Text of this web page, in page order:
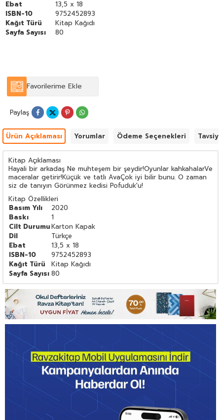
Ebat
13,5 x 18
ISBN-10
9752452893
Kağıt Türü
Kitap Kağıdı
Sayfa Sayısı
80
Favorilerime Ekle
Paylaş
Ürün Açıklaması Yorumlar Ödeme Seçenekleri
Kitap Açıklaması
Hayali bir arkadaş Ne muhteşem bir şeydir!Oyunlar kahkahalarVe
maceralar getirir!Küçük ve tatlı AvaÇok iyi bilir bunu. O zaman
siz de tanıyın Görünmez kedisi Pofuduk'u!
Kitap Özellikleri
Basım Yılı
2020
Baskı
1
Cilt DurumuKarton Kapak
Dil
Türkçe
Ebat
13,5 x 18
ISBN-10
9752452893
Kağıt Türü
Kitap Kağıdı
Sayfa Sayısı 80